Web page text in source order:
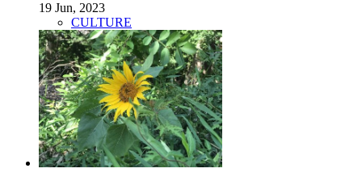
19 Jun, 2023
CULTURE